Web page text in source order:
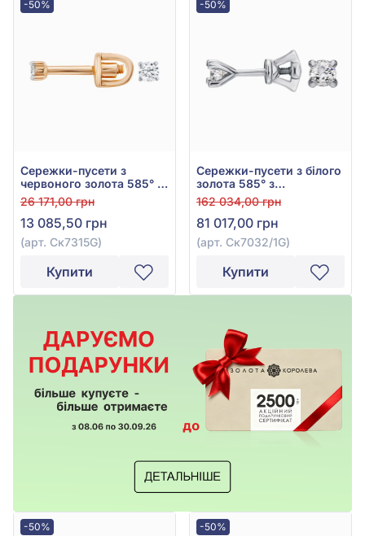
-50%
Сережки-пусети з
червоного золота 585° з
діамантами 0,08ct, арт.
Ск7315G
26 171,00 грн
13 085,50 грн
(арт. Ск7315G)
Купити
-50%
Сережки-пусети з білого
золота 585° з
діамантами 0,6ct, арт.
Ск7032/1G
162 034,00 грн
81 017,00 грн
(арт. Ск7032/1G)
Купити
-50% -50%